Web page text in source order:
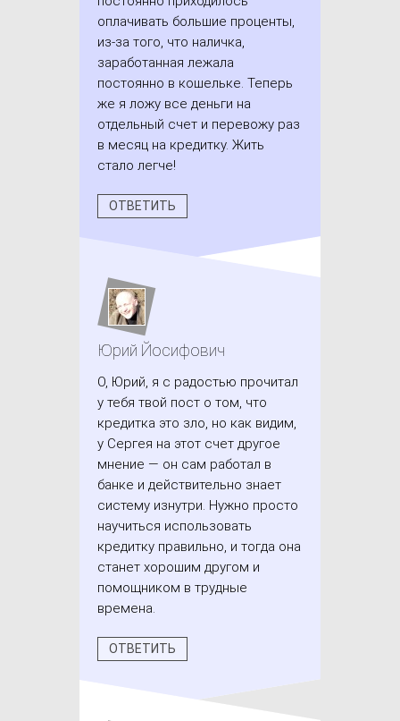
оплачивать большие проценты,
из-за того, что наличка,
заработанная лежала
постоянно в кошельке. Теперь
же я ложу все деньги на
отдельный счет и перевожу раз
в месяц на кредитку. Жить
стало легче!
ОТВЕТИТЬ
Юрий Йосифович
О, Юрий, я с радостью прочитал
у тебя твой пост о том, что
кредитка это зло, но как видим,
у Сергея на этот счет другое
мнение — он сам работал в
банке и действительно знает
систему изнутри. Нужно просто
научиться использовать
кредитку правильно, и тогда она
станет хорошим другом и
помощником в трудные
времена.
ОТВЕТИТЬ